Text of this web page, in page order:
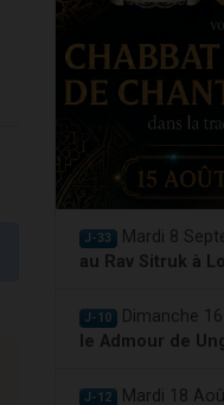
J-33 Mardi 8
au Rav Sitruk à
J-10 Dimanche 16
le Admour de
J-12 Mardi 18